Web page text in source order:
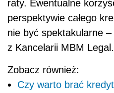
raty. Ewentualne
perspektywie całego
nie być spektakularne
z Kancelarii MBM Legal.
Zobacz również:
Czy warto brać